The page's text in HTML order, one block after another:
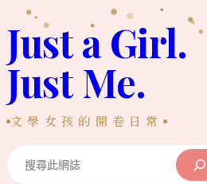
至
主
內
容
Just a Girl.
Just Me.
文學女孩的開卷日常